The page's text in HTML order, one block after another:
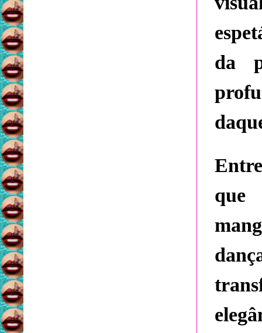
da
que